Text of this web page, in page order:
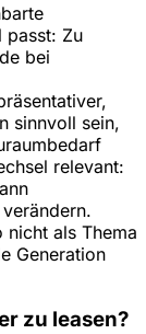
passt: Zu
bei
sinnvoll sein,
relevant:
als Thema
Generation
zu leasen?